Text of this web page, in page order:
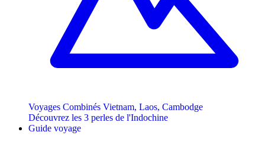
Voyages Combinés Vietnam, Laos, Cambodge
Découvrez les 3 perles de l'Indochine
Guide voyage